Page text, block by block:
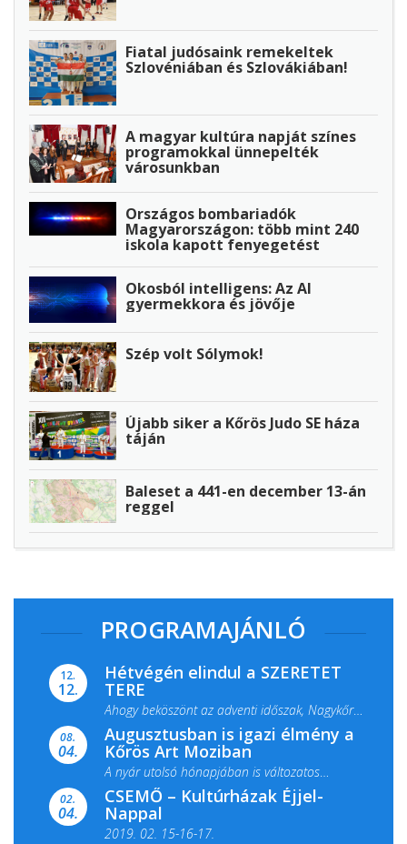
Fiatal judósaink remekeltek
Szlovéniában és Szlovákiában!
A magyar kultúra napját színes
programokkal ünnepelték
városunkban
Országos bombariadók
Magyarországon: több mint 240
iskola kapott fenyegetést
Okosból intelligens: Az AI
gyermekkora és jövője
Szép volt Sólymok!
Újabb siker a Kőrös Judo SE háza
táján
Baleset a 441-en december 13-án
reggel
PROGRAMAJÁNLÓ
12.
12.
Hétvégén elindul a SZERETET
TERE
Ahogy beköszönt az adventi időszak, Nagykőrös
ismét megtelik ünnepi fénnyel és közös...
08.
04.
Augusztusban is igazi élmény a
Kőrös Art Moziban
A nyár utolsó hónapjában is változatos
filmkínálattal, családi...
02.
04.
CSEMŐ – Kultúrházak Éjjel-
Nappal
2019. 02. 15-16-17.